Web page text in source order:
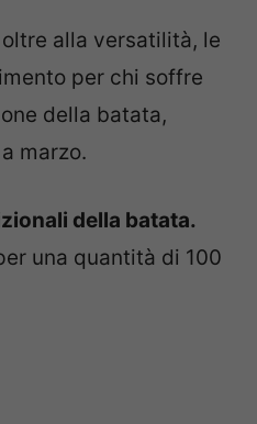
oltre alla versatilità, le
per chi soffre
della batata,
marzo.
della batata.
una quantità di 100